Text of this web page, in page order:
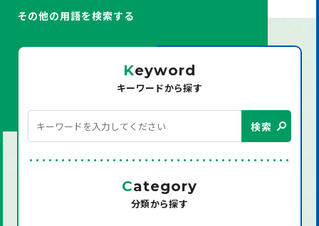
その他の用語を検索する
Keyword
キーワードから探す
検索
Category
分類から探す